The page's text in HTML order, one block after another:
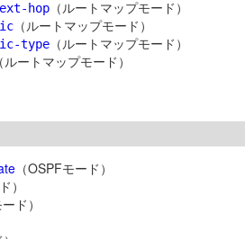
hop （ルートマップモード）
（ルートマップモード）
type （ルートマップモード）
（OSPFモード）
）
ド）